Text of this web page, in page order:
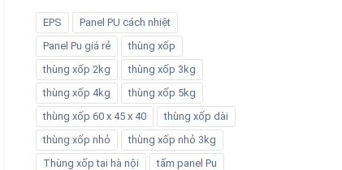
EPS
Panel PU cách nhiệt
Panel Pu giá rẻ
thùng xốp
thùng xốp 2kg
thùng xốp 3kg
thùng xốp 4kg
thùng xốp 5kg
thùng xốp 60 x 45 x 40
thùng xốp dài
thùng xốp nhỏ
thùng xốp nhỏ 3kg
Thùng xốp tại hà nội
tấm panel Pu